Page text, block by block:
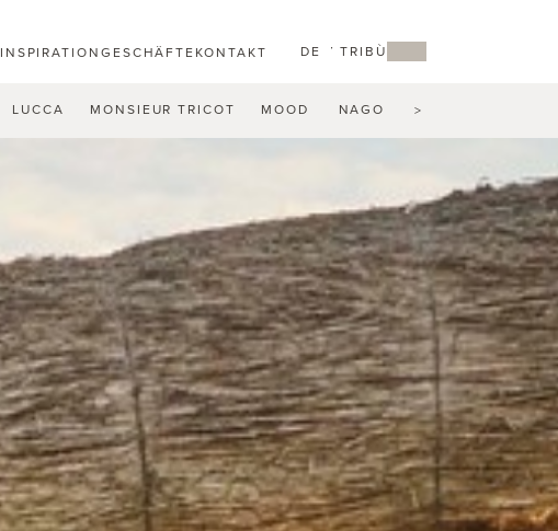
MY TRIBÙ
DE
KONTAKT
GESCHÄFTE
INSPIRATION
LUCCA MONSIEUR TRICOT MOOD NAGOMI